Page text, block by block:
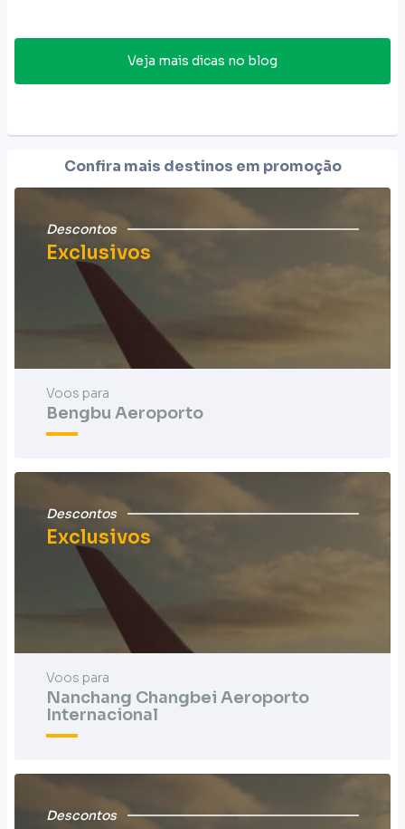
Veja mais dicas no blog
Confira mais destinos em promoção
Descontos
Exclusivos
Voos para
Bengbu Aeroporto
Descontos
Exclusivos
Voos para
Nanchang Changbei Aeroporto
Internacional
Descontos